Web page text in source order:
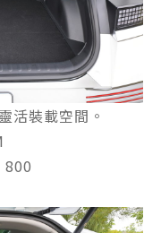
活裝載空間。
800